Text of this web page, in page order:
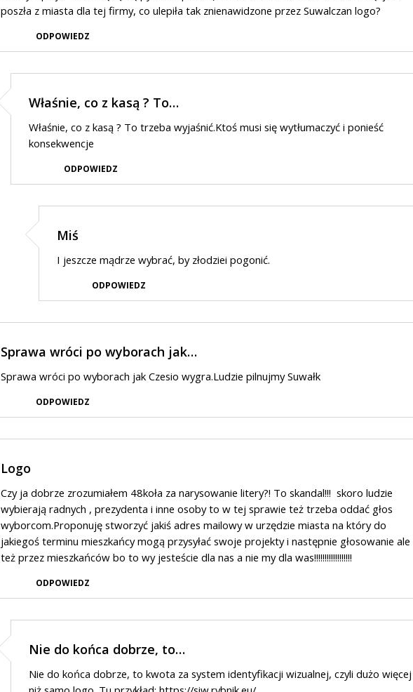
poszła z miasta dla tej firmy, co ulepiła tak znienawidzone przez Suwalczan logo?
ODPOWIEDZ
Właśnie, co z kasą ? To…
Właśnie, co z kasą ? To trzeba wyjaśnić.Ktoś musi się wytłumaczyć i ponieść
konsekwencje
ODPOWIEDZ
Miś
I jeszcze mądrze wybrać, by złodziei pogonić.
ODPOWIEDZ
Sprawa wróci po wyborach jak…
Sprawa wróci po wyborach jak Czesio wygra.Ludzie pilnujmy Suwałk
ODPOWIEDZ
Logo
Czy ja dobrze zrozumiałem 48koła za narysowanie litery?! To skandal!!! skoro ludzie
wybierają radnych , prezydenta i inne osoby to w tej sprawie też trzeba oddać głos
wyborcom.Proponuję stworzyć jakiś adres mailowy w urzędzie miasta na który do
jakiegoś terminu mieszkańcy mogą przysyłać swoje projekty i następnie głosowanie ale
też przez mieszkańców bo to wy jesteście dla nas a nie my dla was!!!!!!!!!!!!!!!!!!
ODPOWIEDZ
Nie do końca dobrze, to…
Nie do końca dobrze, to kwota za system identyfikacji wizualnej, czyli dużo więcej